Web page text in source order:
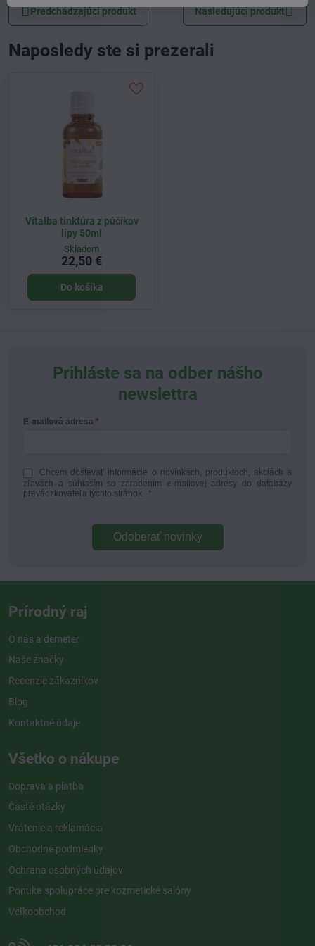
Predchádzajúci produkt Nasledujúci produkt
Naposledy ste si prezerali
Vitalba tinktúra z púčikov
lipy 50ml
Skladom
22,50 €
Do košíka
Prihláste sa na odber nášho
newslettra
E-mailová adresa
Chcem dostávať informácie o novinkách, produktoch, akciách a
zľavách a súhlasím so zaradením e-mailovej adresy do databázy
prevádzkovateľa týchto stránok.
*
Odoberať novinky
Prírodný raj
O nás a demeter
Naše značky
Recenzie zákazníkov
Blog
Kontaktné údaje
Všetko o nákupe
Doprava a platba
Časté otázky
Vrátenie a reklamácia
Obchodné podmienky
Ochrana osobných údajov
Ponuka spolupráce pre kozmetické salóny
Veľkoobchod